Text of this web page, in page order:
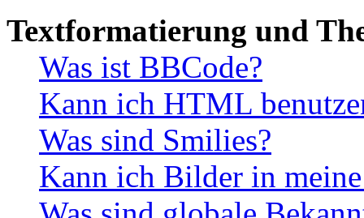
Textformatierung und
Was ist BBCode?
Kann ich HTML
Was sind Smilies?
Kann ich Bilder in